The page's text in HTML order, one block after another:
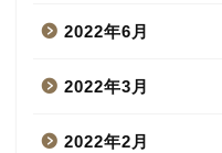
2022年6月
2022年3月
2022年2月